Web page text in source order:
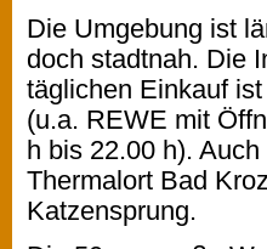
Die Umgebung ist
doch stadtnah. Die
täglichen Einkauf
(u.a. REWE mit
h bis 22.00 h).
Thermalort Bad
Katzensprung.